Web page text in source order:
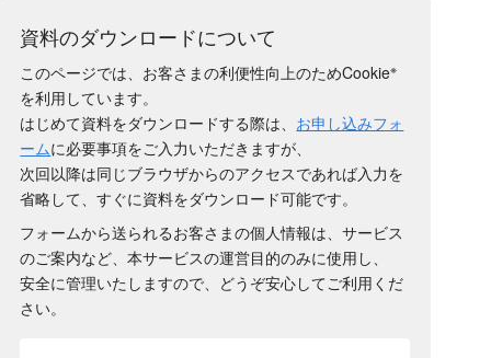
資料のダウンロードについて
このページでは、お客さまの利便性向上のためCookie※
を利用しています。
はじめて資料をダウンロードする際は、 お申し込みフォ
ームに必要事項をご入力いただきますが、
次回以降は同じブラウザからのアクセスであれば入力を
省略して、すぐに資料をダウンロード可能です。
フォームから送られるお客さまの個人情報は、サービス
のご案内など、本サービスの運営目的のみに使用し、
安全に管理いたしますので、どうぞ安心してご利用くだ
さい。